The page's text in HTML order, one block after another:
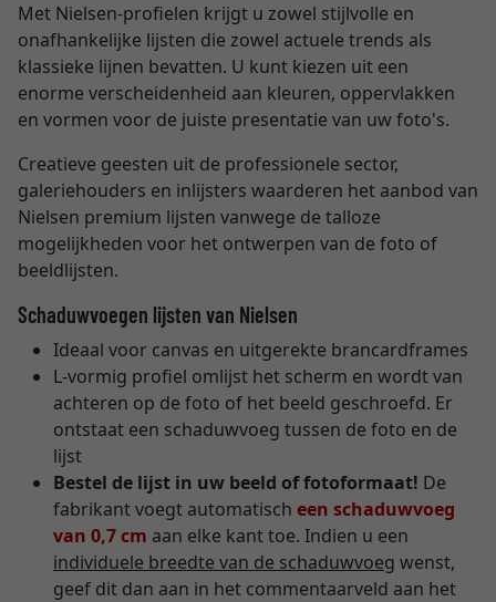
Met Nielsen-profielen krijgt u zowel stijlvolle en
onafhankelijke lijsten die zowel actuele trends als
klassieke lijnen bevatten. U kunt kiezen uit een
enorme verscheidenheid aan kleuren, oppervlakken
en vormen voor de juiste presentatie van uw foto's.
Creatieve geesten uit de professionele sector,
galeriehouders en inlijsters waarderen het aanbod van
Nielsen premium lijsten vanwege de talloze
mogelijkheden voor het ontwerpen van de foto of
beeldlijsten.
Schaduwvoegen lijsten van Nielsen
Ideaal voor canvas en uitgerekte brancardframes
L-vormig profiel omlijst het scherm en wordt van
achteren op de foto of het beeld geschroefd. Er
ontstaat een schaduwvoeg tussen de foto en de
lijst
Bestel de lijst in uw beeld of fotoformaat! De
fabrikant voegt automatisch een schaduwvoeg
van 0,7 cm aan elke kant toe. Indien u een
individuele breedte van de schaduwvoeg wenst,
geef dit dan aan in het commentaarveld aan het